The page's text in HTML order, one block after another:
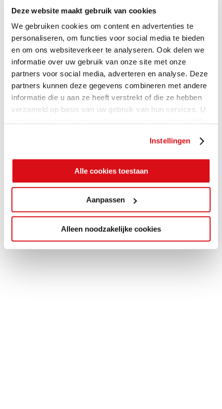
Deze website maakt gebruik van cookies
We gebruiken cookies om content en advertenties te
personaliseren, om functies voor social media te bieden
en om ons websiteverkeer te analyseren. Ook delen we
informatie over uw gebruik van onze site met onze
partners voor social media, adverteren en analyse. Deze
partners kunnen deze gegevens combineren met andere
informatie die u aan ze heeft verstrekt of die ze hebben
verzameld op basis van uw gebruik van hun services. U
Instellingen
Alle cookies toestaan
Aanpassen
Alleen noodzakelijke cookies